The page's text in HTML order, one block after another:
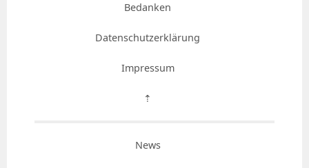
Bedanken
Datenschutzerklärung
Impressum
⇡
News